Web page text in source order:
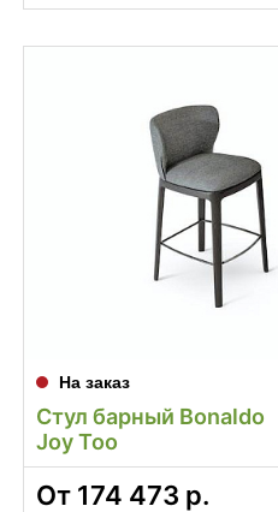
На заказ
Стул барный Bonaldo
Joy Too
От 174 473 р.